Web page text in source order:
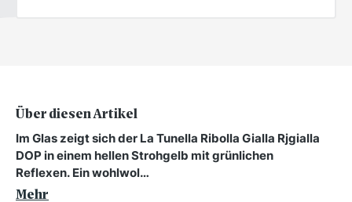
Über diesen Artikel
Im Glas zeigt sich der La Tunella Ribolla Gialla Rjgialla
DOP in einem hellen Strohgelb mit grünlichen
Reflexen. Ein wohlwol…
Mehr